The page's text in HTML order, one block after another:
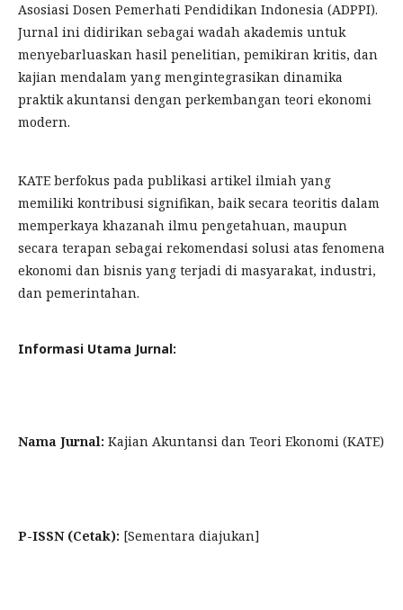
Asosiasi Dosen Pemerhati Pendidikan Indonesia (ADPPI).
Jurnal ini didirikan sebagai wadah akademis untuk
menyebarluaskan hasil penelitian, pemikiran kritis, dan
kajian mendalam yang mengintegrasikan dinamika
praktik akuntansi dengan perkembangan teori ekonomi
modern.
KATE berfokus pada publikasi artikel ilmiah yang
memiliki kontribusi signifikan, baik secara teoritis dalam
memperkaya khazanah ilmu pengetahuan, maupun
secara terapan sebagai rekomendasi solusi atas fenomena
ekonomi dan bisnis yang terjadi di masyarakat, industri,
dan pemerintahan.
Informasi Utama Jurnal:
Nama Jurnal: Kajian Akuntansi dan Teori Ekonomi (KATE)
P-ISSN (Cetak): [Sementara diajukan]